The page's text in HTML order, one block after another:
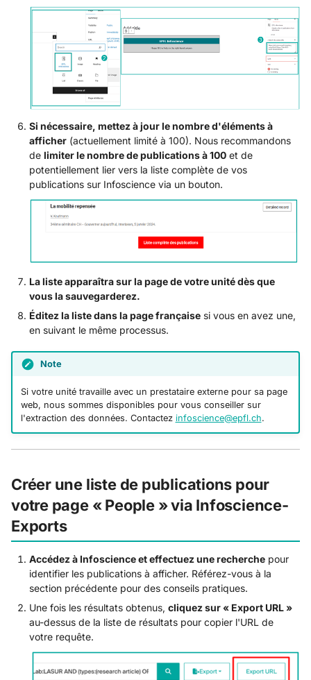
Si nécessaire, mettez à jour le nombre d'éléments à
afficher (actuellement limité à 100). Nous recommandons
delimiter le nombre de publications à 100 et de
potentiellement lier vers la liste complète de vos
publications sur Infoscience via un bouton.
La liste apparaîtra sur la page de votre unité dès que
vous la sauvegarderez.
Éditez la liste dans la page française si vous en avez une,
en suivant le même processus.
Note
Si votre unité travaille avec un prestataire externe pour sa page
web, nous sommes disponibles pour vous conseiller sur
l'extraction des données. Contactez infoscience@epfl.ch.
Créer une liste de publications pour
votre page « People » via Infoscience-
Exports
Accédez à Infoscience et effectuez une recherche pour
identifier les publications à afficher. Référez-vous à la
section précédente pour des conseils pratiques.
Une fois les résultats obtenus,cliquez sur « Export URL »
au-dessus de la liste de résultats pour copier l'URL de
votre requête.